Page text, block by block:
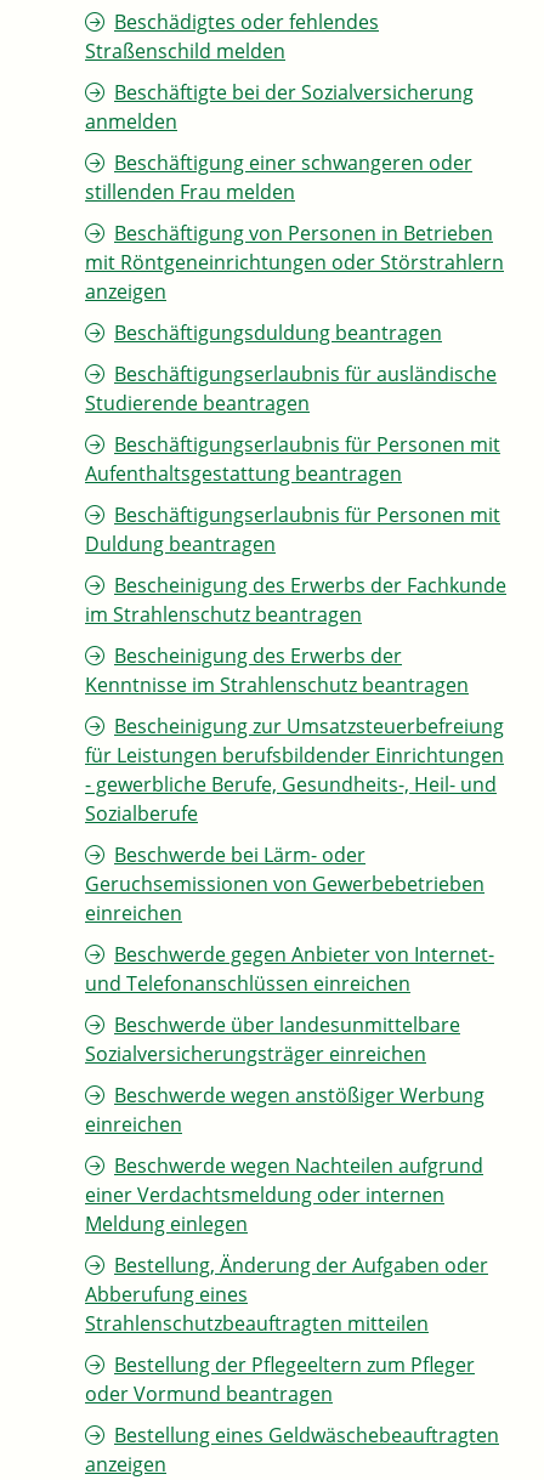
Beschädigtes oder fehlendes
Straßenschild melden
Beschäftigte bei der Sozialversicherung
anmelden
Beschäftigung einer schwangeren oder
stillenden Frau melden
Beschäftigung von Personen in Betrieben
mit Röntgeneinrichtungen oder Störstrahlern
anzeigen
Beschäftigungsduldung beantragen
Beschäftigungserlaubnis für ausländische
Studierende beantragen
Beschäftigungserlaubnis für Personen mit
Aufenthaltsgestattung beantragen
Beschäftigungserlaubnis für Personen mit
Duldung beantragen
Bescheinigung des Erwerbs der Fachkunde
im Strahlenschutz beantragen
Bescheinigung des Erwerbs der
Kenntnisse im Strahlenschutz beantragen
Bescheinigung zur Umsatzsteuerbefreiung
für Leistungen berufsbildender Einrichtungen
- gewerbliche Berufe, Gesundheits-, Heil- und
Sozialberufe
Beschwerde bei Lärm- oder
Geruchsemissionen von Gewerbebetrieben
einreichen
Beschwerde gegen Anbieter von Internet-
und Telefonanschlüssen einreichen
Beschwerde über landesunmittelbare
Sozialversicherungsträger einreichen
Beschwerde wegen anstößiger Werbung
einreichen
Beschwerde wegen Nachteilen aufgrund
einer Verdachtsmeldung oder internen
Meldung einlegen
Bestellung, Änderung der Aufgaben oder
Abberufung eines
Strahlenschutzbeauftragten mitteilen
Bestellung der Pflegeeltern zum Pfleger
oder Vormund beantragen
Bestellung eines Geldwäschebeauftragten
anzeigen